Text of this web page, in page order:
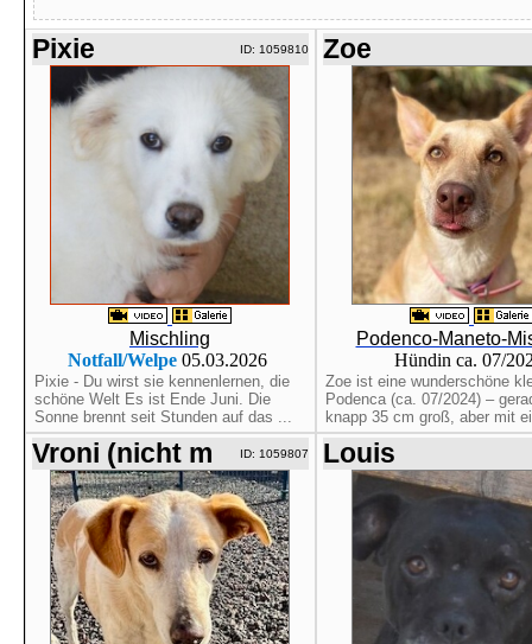
Pixie ID: 1059810
Mischling
Notfall/Welpe 05.03.2026
Pixie - Du wirst sie kennenlernen, die
schöne Welt Es ist Ende Juni. Die
Sonne brennt seit Stunden auf das ...
Zoe
Podenco-Maneto-
Hündin ca. 07/
Zoe ist eine wunderschöne
Podenca (ca. 07/2024) –
knapp 35 cm groß, aber mit
Vroni (nicht m ID: 1059807 Louis